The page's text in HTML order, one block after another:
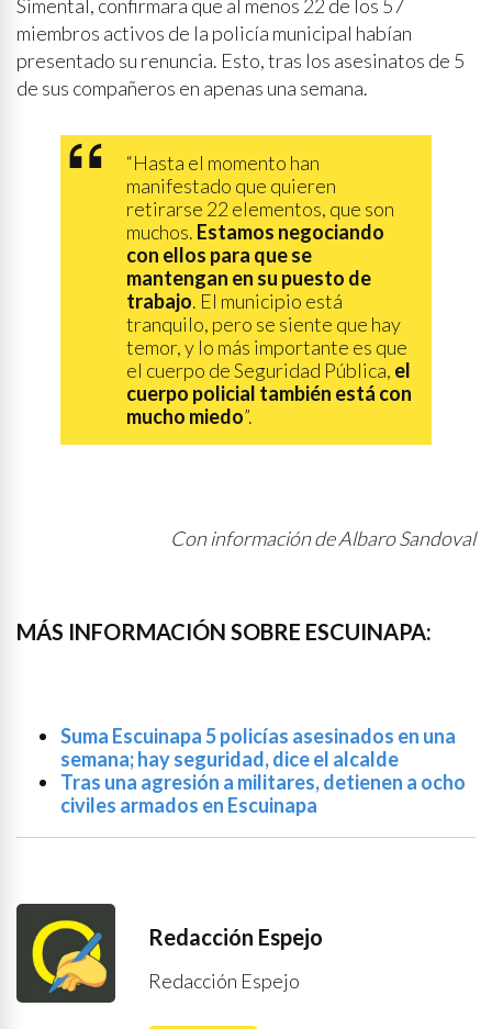
Simental, confirmara que al menos 22 de los 57
miembros activos de la policía municipal habían
presentado su renuncia. Esto, tras los asesinatos de 5
de sus compañeros en apenas una semana.
“Hasta el momento han
manifestado que quieren
retirarse 22 elementos, que son
muchos. Estamos negociando
con ellos para que se
mantengan en su puesto de
trabajo. El municipio está
tranquilo, pero se siente que hay
temor, y lo más importante es que
el cuerpo de Seguridad Pública, el
cuerpo policial también está con
mucho miedo”.
Con información de Albaro Sandoval
MÁS INFORMACIÓN SOBRE ESCUINAPA:
Suma Escuinapa 5 policías asesinados en una
semana; hay seguridad, dice el alcalde
Tras una agresión a militares, detienen a ocho
civiles armados en Escuinapa
Redacción Espejo
Redacción Espejo